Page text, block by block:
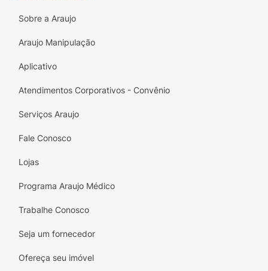
Sobre a Araujo
Araujo Manipulação
Aplicativo
Atendimentos Corporativos - Convênio
Serviços Araujo
Fale Conosco
Lojas
Programa Araujo Médico
Trabalhe Conosco
Seja um fornecedor
Ofereça seu imóvel